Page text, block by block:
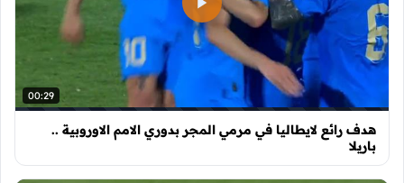
00:29
هدف رائع لايطاليا في مرمي المجر بدوري الامم الاوروبية ..
باريلا